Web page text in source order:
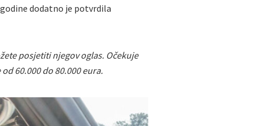
dodatno je potvrdila
posjetiti njegov oglas. Očekuje
60.000 do 80.000 eura.